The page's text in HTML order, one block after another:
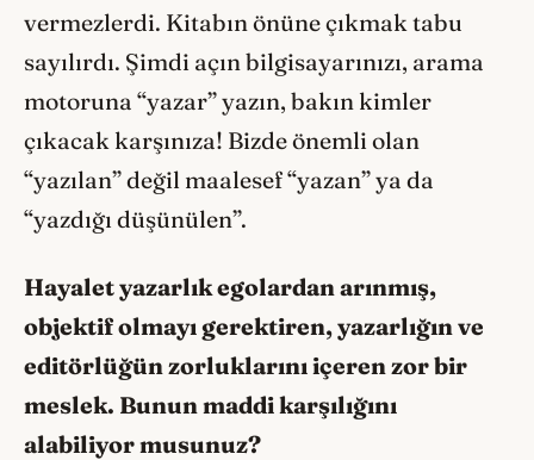
vermezlerdi. Kitabın önüne çıkmak tabu
sayılırdı. Şimdi açın bilgisayarınızı, arama
motoruna “yazar” yazın, bakın kimler
çıkacak karşınıza! Bizde önemli olan
“yazılan” değil maalesef “yazan” ya da
“yazdığı düşünülen”.
Hayalet yazarlık egolardan arınmış,
objektif olmayı gerektiren, yazarlığın ve
editörlüğün zorluklarını içeren zor bir
meslek. Bunun maddi karşılığını
alabiliyor musunuz?